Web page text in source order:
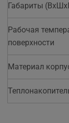
Габариты
Рабочая
поверхности
Материал